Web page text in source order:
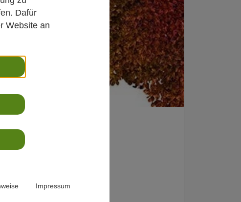
Dafür
Website an
Impressum